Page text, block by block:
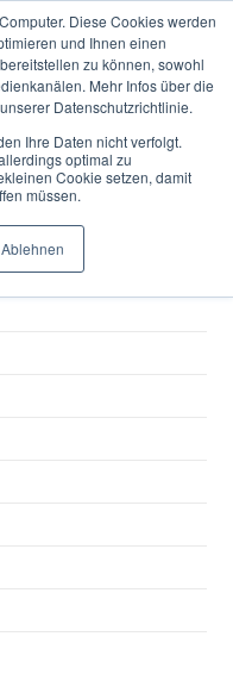
Diese Cookies werden
und Ihnen einen
zu können, sowohl
Mehr Infos über die
Datenschutzrichtlinie.
Ihre Daten nicht verfolgt.
optimal zu
Cookie setzen, damit
müssen.
Ablehnen
under this tag.